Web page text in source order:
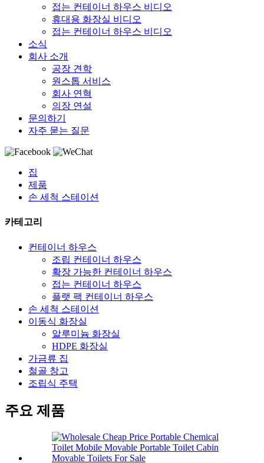
접는 컨테이너 하우스 비디오
휴대용 화장실 비디오
접는 컨테이너 하우스 비디오
소식
회사 소개
공장 견학
원스톱 서비스
회사 연혁
의장 연설
문의하기
자주 묻는 질문
집
제품
손 세척 스테이션
카테고리
컨테이너 하우스
조립 컨테이너 하우스
확장 가능한 컨테이너 하우스
접는 컨테이너 하우스
플랫 팩 컨테이너 하우스
손 세척 스테이션
이동식 화장실
알루미늄 화장실
HDPE 화장실
가금류 집
철골 창고
조립식 주택
주요 제품